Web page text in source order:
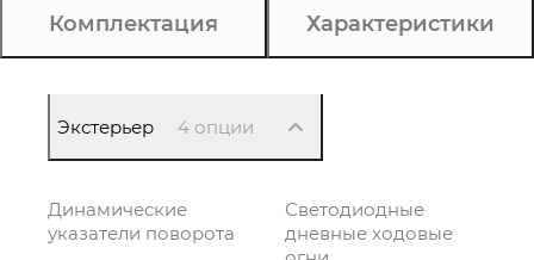
Комплектация Характеристики
Экстерьер 4 опции
Динамические
указатели поворота
Светодиодные
дневные ходовые